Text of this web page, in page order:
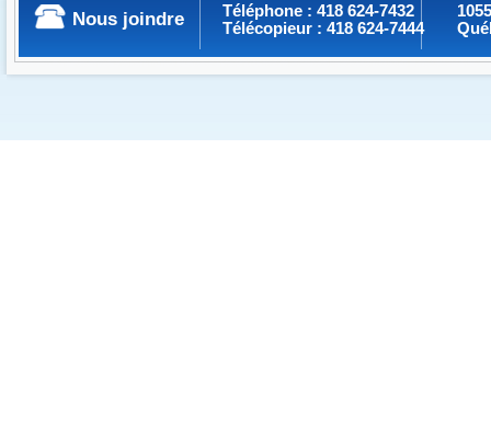
Nous joindre
Téléphone : 418 624-7432
Télécopieur : 418 624-7444